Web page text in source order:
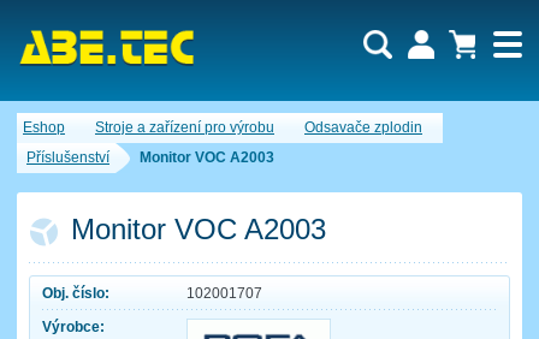
Eshop Stroje a zařízení pro výrobu
Odsavače zplodin
Příslušenství
Monitor VOC A2003
Monitor VOC A2003
Obj. číslo:
102001707
Výrobce:
Nákupní košík je momentálně prázdný.
Počet produktů:0
Cena celkem:
Uživatel:
Heslo:
Zapomenuté heslo Nová registrace